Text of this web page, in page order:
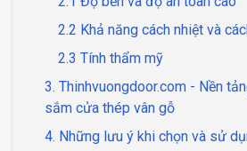
2.2 Khả năng cách nhiệt và
2.3 Tính thẩm mỹ
3. Thinhvuongdoor.com - Nền
sắm cửa thép vân gỗ
4. Những lưu ý khi chọn và sử